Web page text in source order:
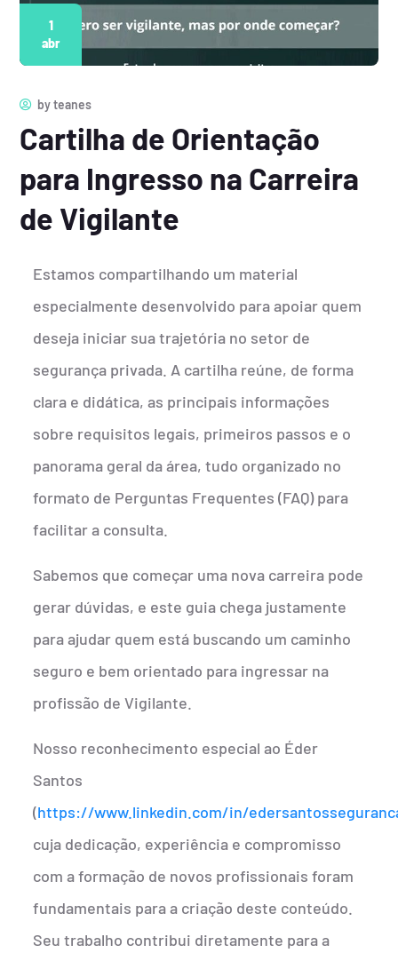
1
abr
byteanes
Cartilha de Orientação
para Ingresso na Carreira
de Vigilante
Estamos compartilhando um material
especialmente desenvolvido para apoiar quem
deseja iniciar sua trajetória no setor de
segurança privada. A cartilha reúne, de forma
clara e didática, as principais informações
sobre requisitos legais, primeiros passos e o
panorama geral da área, tudo organizado no
formato de Perguntas Frequentes (FAQ) para
facilitar a consulta.
Sabemos que começar uma nova carreira pode
gerar dúvidas, e este guia chega justamente
para ajudar quem está buscando um caminho
seguro e bem orientado para ingressar na
profissão de Vigilante.
Nosso reconhecimento especial ao Éder
Santos
(https://www.linkedin.com/in/
cuja dedicação, experiência e compromisso
com a formação de novos profissionais foram
fundamentais para a criação deste conteúdo.
Seu trabalho contribui diretamente para a